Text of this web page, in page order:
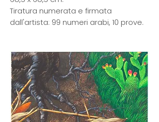
Tiratura numerata e firmata
dall'artista: 99 numeri arabi, 10 prove.